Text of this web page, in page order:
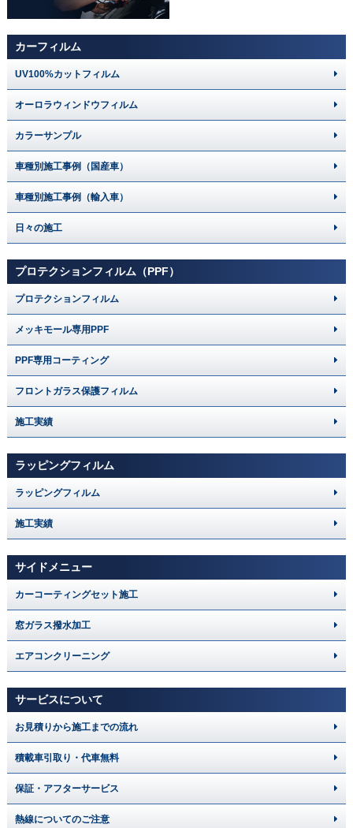
カーフィルム
UV100%カットフィルム
オーロラウィンドウフィルム
カラーサンプル
車種別施工事例（国産車）
車種別施工事例（輸入車）
日々の施工
プロテクションフィルム（PPF）
プロテクションフィルム
メッキモール専用PPF
PPF専用コーティング
フロントガラス保護フィルム
施工実績
ラッピングフィルム
ラッピングフィルム
施工実績
サイドメニュー
カーコーティングセット施工
窓ガラス撥水加工
エアコンクリーニング
サービスについて
お見積りから施工までの流れ
積載車引取り・代車無料
保証・アフターサービス
熱線についてのご注意